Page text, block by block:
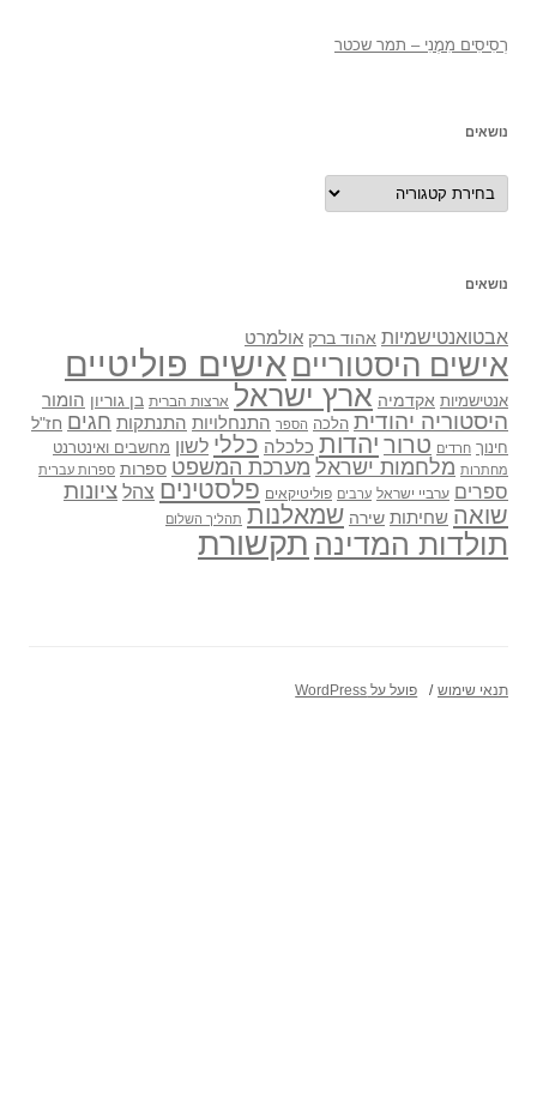
רְסִיסִים מִמֶנִי – תמר שכטר
נושאים
נושאים
נושאים
אבטואנטישמיות אהוד ברק אולמרט
אישים היסטוריים אישים פוליטיים
אנטישמיות אקדמיה ארץ ישראל ארצות הברית בן גוריון הומור
היסטוריה יהודית הלכה הספר התנחלויות התנתקות חגים חז"ל
חינוך חרדים טרור יהדות כלכלה כללי לשון מחשבים ואינטרנט
מחתרות מלחמות ישראל מערכת המשפט ספרות ספרות עברית
ספרים ערביי ישראל ערבים פוליטיקאים פלסטינים צהל ציונות
שואה שחיתות שירה שמאלנות תהליך השלום
תולדות המדינה תקשורת
תנאי שימוש פועל על WordPress